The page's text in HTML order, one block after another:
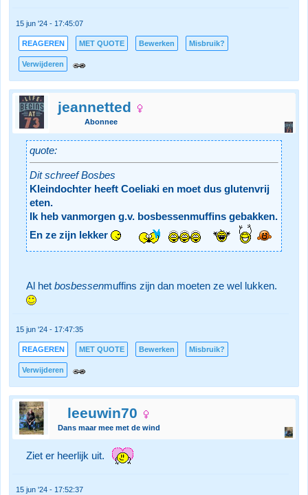
15 jun '24 - 17:45:07
REAGEREN MET QUOTE Bewerken Misbruik?
Verwijderen
jeannetted
Abonnee
quote:
Dit schreef Bosbes
Kleindochter heeft Coeliaki en moet dus glutenvrij
eten.
Ik heb vanmorgen g.v. bosbessenmuffins gebakken.
En ze zijn lekker
Al het bosbessenmuffins zijn dan moeten ze wel lukken.
15 jun '24 - 17:47:35
REAGEREN MET QUOTE Bewerken Misbruik?
Verwijderen
leeuwin70
Dans maar mee met de wind
Ziet er heerlijk uit.
15 jun '24 - 17:52:37